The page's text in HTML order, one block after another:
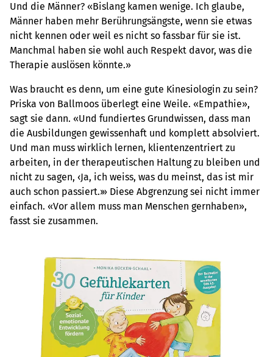
Und die Männer? «Bislang kamen wenige. Ich glaube,
Männer haben mehr Berührungsängste, wenn sie etwas
nicht kennen oder weil es nicht so fassbar für sie ist.
Manchmal haben sie wohl auch Respekt davor, was die
Therapie auslösen könnte.»
Was braucht es denn, um eine gute Kinesiologin zu sein?
Priska von Ballmoos überlegt eine Weile. «Empathie»,
sagt sie dann. «Und fundiertes Grundwissen, dass man
die Ausbildungen gewissenhaft und komplett absolviert.
Und man muss wirklich lernen, klientenzentriert zu
arbeiten, in der therapeutischen Haltung zu bleiben und
nicht zu sagen, ‹Ja, ich weiss, was du meinst, das ist mir
auch schon passiert.›» Diese Abgrenzung sei nicht immer
einfach. «Vor allem muss man Menschen gernhaben»,
fasst sie zusammen.